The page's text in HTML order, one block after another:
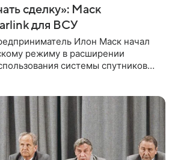
сделку»: Маск
для ВСУ
Илон Маск начал
режиму в расширении
системы спутниковой
на источники в окружении экс-
Украины Михаила Федорова.